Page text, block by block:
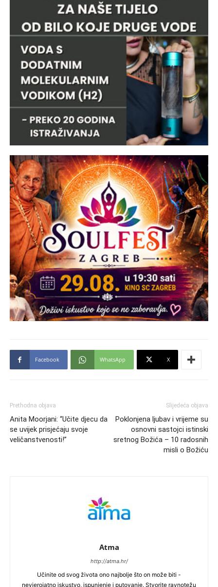
Facebook WhatsApp X
Prethodna objava
Anita Moorjani: “Učite djecu da
se uvijek prisjećaju svoje
veličanstvenosti!”
Slijedeća objava
Poklonjena ljubav i vrijeme su
osnovni sastojci istinski
sretnog Božića – 10 radosnih
misli o Božiću
Atma
http://atma.hr/
Učinite od svog života ono najbolje što on može biti -
nevjerojatno iskustvo, ispunjenje i putovanje. Stvorite ravnotežu